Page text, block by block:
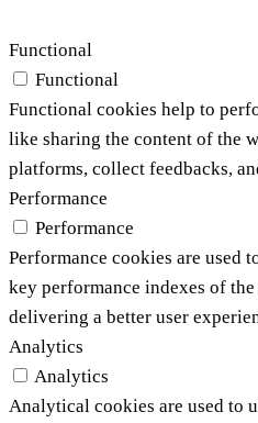
Functional
Functional
Functional cookies help to
like sharing the content of the
platforms, collect feedbacks,
Performance
Performance
Performance cookies are used
key performance indexes of
delivering a better user
Analytics
Analytics
Analytical cookies are used to